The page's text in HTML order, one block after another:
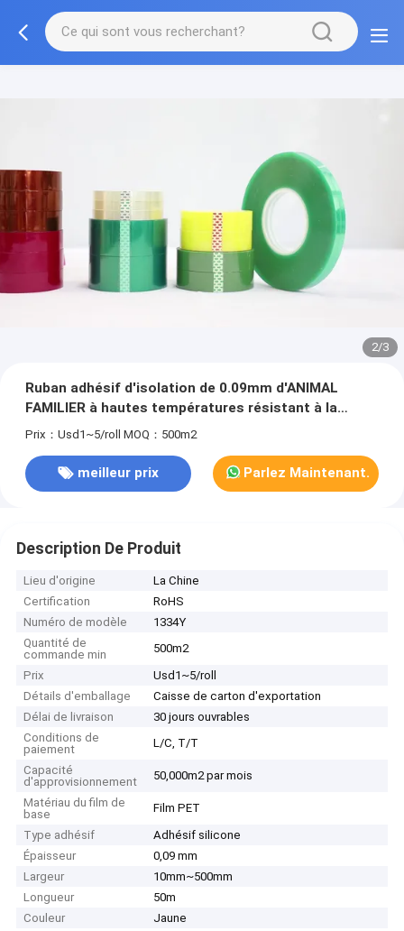
2/3
Ruban adhésif d'isolation de 0.09mm d'ANIMAL
FAMILIER à hautes températures résistant à la
chaleur de bande
Prix：Usd1~5/roll MOQ：500m2
meilleur prix Parlez Maintenant.
Description De Produit
Lieu d'origine
La Chine
Certification
RoHS
Numéro de modèle
1334Y
Quantité de
commande min
500m2
Prix
Usd1~5/roll
Détails d'emballage
Caisse de carton d'exportation
Délai de livraison
30 jours ouvrables
Conditions de
paiement
L/C, T/T
Capacité
d'approvisionnement
50,000m2 par mois
Matériau du film de
base
Film PET
Type adhésif
Adhésif silicone
Épaisseur
0,09 mm
Largeur
10mm~500mm
Longueur
50m
Couleur
Jaune